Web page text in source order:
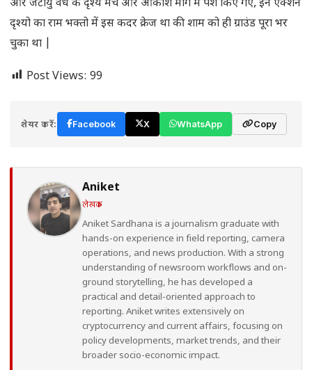
और जटायु वध के दृश्य मंच और आकाश मार्ग में पेश किए गए, इन एक्शन
दृश्यो का राम भक्तो में इस कदर क्रेज था की शाम को ही ग्राउंड पूरा भर
चुका था |
Post Views: 99
शेयर करें: Facebook X WhatsApp Copy
Aniket
लेखक
Aniket Sardhana is a journalism graduate with
hands-on experience in field reporting, camera
operations, and news production. With a strong
understanding of newsroom workflows and on-
ground storytelling, he has developed a
practical and detail-oriented approach to
reporting. Aniket writes extensively on
cryptocurrency and current affairs, focusing on
policy developments, market trends, and their
broader socio-economic impact.